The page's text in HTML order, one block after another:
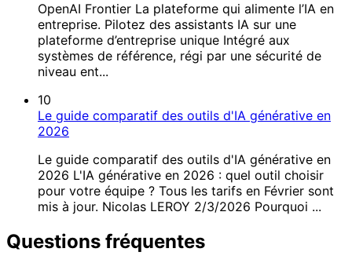
OpenAI Frontier La plateforme qui alimente l’IA en
entreprise. Pilotez des assistants IA sur une
plateforme d’entreprise unique Intégré aux
systèmes de référence, régi par une sécurité de
niveau ent...
10
Le guide comparatif des outils d'IA générative en
2026
Le guide comparatif des outils d'IA générative en
2026 L'IA générative en 2026 : quel outil choisir
pour votre équipe ? Tous les tarifs en Février sont
mis à jour. Nicolas LEROY 2/3/2026 Pourquoi ...
Questions fréquentes